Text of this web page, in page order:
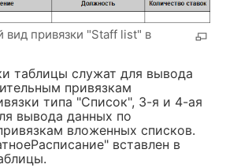
вид привязки "Staff list" в
таблицы служат для вывода
привязкам
типа "Список", 3-я и 4-ая
вывода данных по
вложенных списков.
вставлен в